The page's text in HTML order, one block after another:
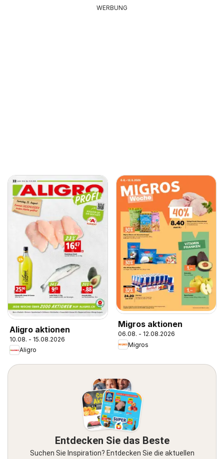
WERBUNG
Aligro aktionen
10.08. - 15.08.2026
Aligro
Migros aktionen
06.08. - 12.08.2026
Migros
Entdecken Sie das Beste
Suchen Sie Inspiration? Entdecken Sie die aktuellen